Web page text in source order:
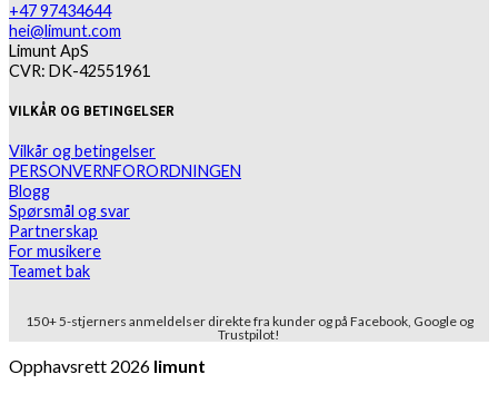
+47 97434644
hei@limunt.com
Limunt ApS
CVR: DK-42551961
VILKÅR OG BETINGELSER
Vilkår og betingelser
PERSONVERNFORORDNINGEN
Blogg
Spørsmål og svar
Partnerskap
For musikere
Teamet bak
150+ 5-stjerners anmeldelser direkte fra kunder og på Facebook, Google og
Trustpilot!
Opphavsrett 2026 limunt